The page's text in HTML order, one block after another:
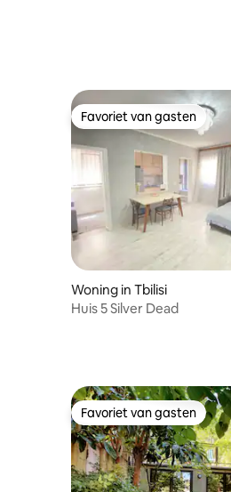
Favoriet van gasten
Favoriet van gasten
Woning in Tbilisi
Huis 5 Silver Dead
Favoriet van gasten
Favoriet van gasten